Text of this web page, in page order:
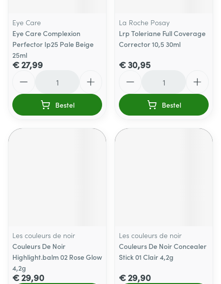
Eye Care
Eye Care Complexion
Perfector Ip25 Pale Beige
25ml
€ 27,99
Bestel
La Roche Posay
Lrp Toleriane Full Coverage
Corrector 10,5 30ml
€ 30,95
Bestel
Les couleurs de noir
Couleurs De Noir
Highlight.balm 02 Rose Glow
4,2g
€ 29,90
Les couleurs de noir
Couleurs De Noir Concealer
Stick 01 Clair 4,2g
€ 29,90